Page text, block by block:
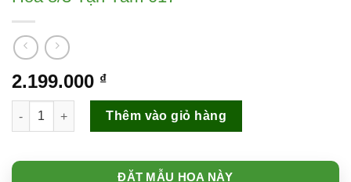
2.199.000 ₫
Hoa 8/3 Tận Tâm 017 số lượng
Thêm vào giỏ hàng
ĐẶT MẪU HOA NÀY